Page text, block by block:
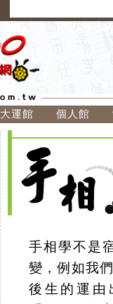
大運館 個人館
手相學不是
變，例如我
後生的運由